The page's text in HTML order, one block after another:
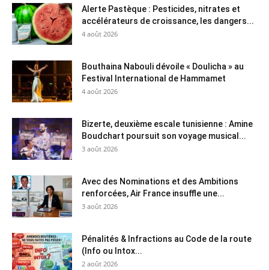
Alerte Pastèque : Pesticides, nitrates et
accélérateurs de croissance, les dangers...
4 août 2026
Bouthaina Nabouli dévoile « Doulicha » au
Festival International de Hammamet
4 août 2026
Bizerte, deuxième escale tunisienne : Amine
Boudchart poursuit son voyage musical...
3 août 2026
Avec des Nominations et des Ambitions
renforcées, Air France insuffle une...
3 août 2026
Pénalités & Infractions au Code de la route
(Info ou Intox...
2 août 2026